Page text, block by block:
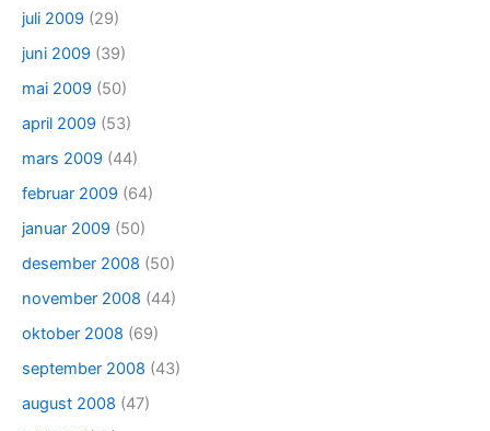
juli 2009 (29)
juni 2009 (39)
mai 2009 (50)
april 2009 (53)
mars 2009 (44)
februar 2009 (64)
januar 2009 (50)
desember 2008 (50)
november 2008 (44)
oktober 2008 (69)
september 2008 (43)
august 2008 (47)